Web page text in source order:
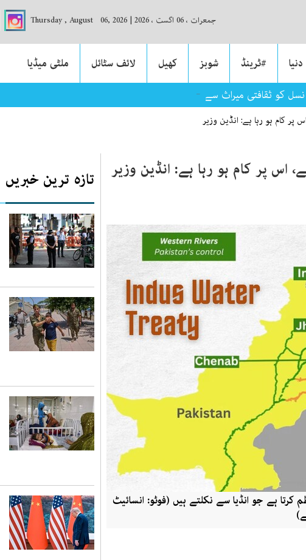
جمعرات ، 06 اگست ، 2026 |
Thursday , August 06, 2026
دنیا #ٹرینڈ شوبز کھیل لائف سٹائل
ملٹی میڈیا
کو ثقافتی میراث سے جوڑ رہا ہے
پر کام ہو رہا ہے: انڈین وزیر
اس پر کام ہو رہا ہے: انڈین وزیر
ہے جو انڈیا سے نکلتے ہیں (فوٹو: انسائیٹ
تازہ ترین خبریں